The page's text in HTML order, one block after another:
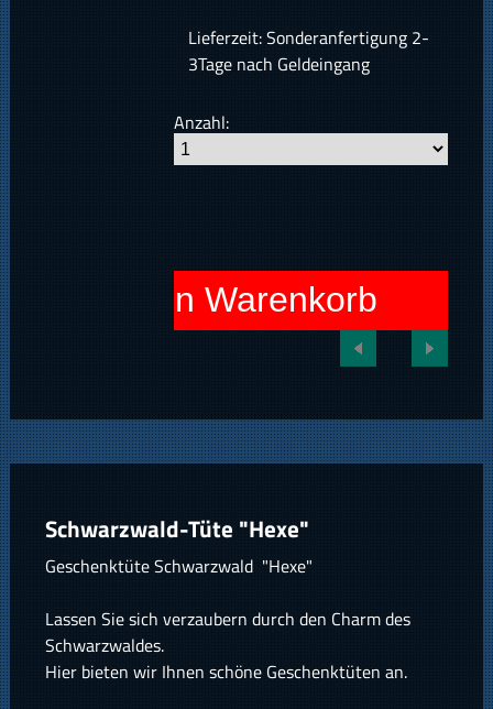
Lieferzeit: Sonderanfertigung 2-
3Tage nach Geldeingang
Anzahl:
In den Warenkorb
Schwarzwald-Tüte "Hexe"
Geschenktüte Schwarzwald "Hexe"
Lassen Sie sich verzaubern durch den Charm des
Schwarzwaldes.
Hier bieten wir Ihnen schöne Geschenktüten an.